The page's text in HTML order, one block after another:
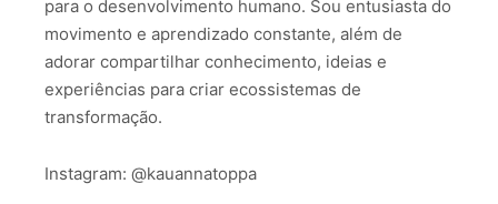
para o desenvolvimento humano. Sou entusiasta do
movimento e aprendizado constante, além de
adorar compartilhar conhecimento, ideias e
experiências para criar ecossistemas de
transformação.
Instagram: @kauannatoppa